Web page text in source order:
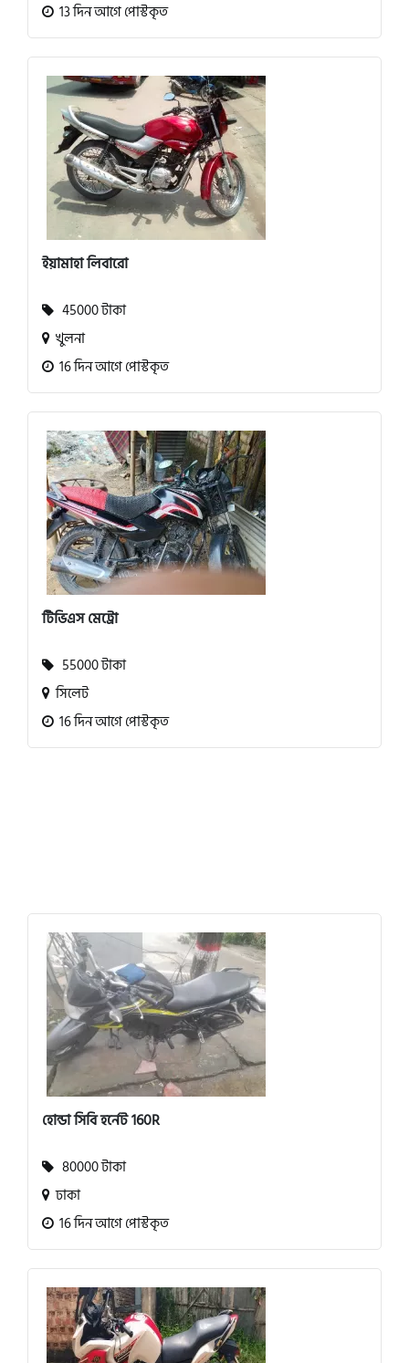
13 দিন আগে পোস্টকৃত
ইয়ামাহা লিবারো
45000 টাকা
খুলনা
16 দিন আগে পোস্টকৃত
টিভিএস মেট্রো
55000 টাকা
সিলেট
16 দিন আগে পোস্টকৃত
হোন্ডা সিবি হর্নেট 160R
80000 টাকা
ঢাকা
16 দিন আগে পোস্টকৃত